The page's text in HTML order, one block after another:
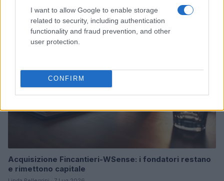
I want to allow Google to enable storage
related to security, including authentication
functionality and fraud prevention, and other
user protection.
CONFIRM
B2B NEWS
Acquisizione Fincantieri-WSense: i fondatori restano
e rimettono capitale